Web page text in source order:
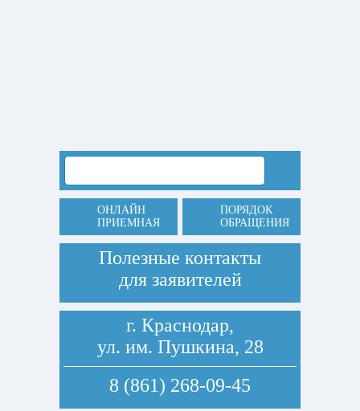
ОНЛАЙН
ПРИЕМНАЯ
ПОРЯДОК
ОБРАЩЕНИЯ
Полезные контакты
для заявителей
г. Краснодар,
ул. им. Пушкина, 28
8 (861) 268-09-45